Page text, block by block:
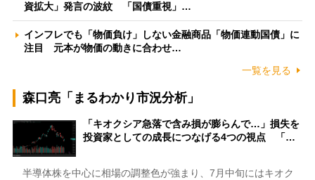
資拡大」発言の波紋 「国債重視」…
インフレでも「物価負け」しない金融商品「物価連動国債」に
注目 元本が物価の動きに合わせ…
一覧を見る
森口亮「まるわかり市況分析」
「キオクシア急落で含み損が膨らんで…」損失を
投資家としての成長につなげる4つの視点 「…
半導体株を中心に相場の調整色が強まり、7月中旬にはキオク